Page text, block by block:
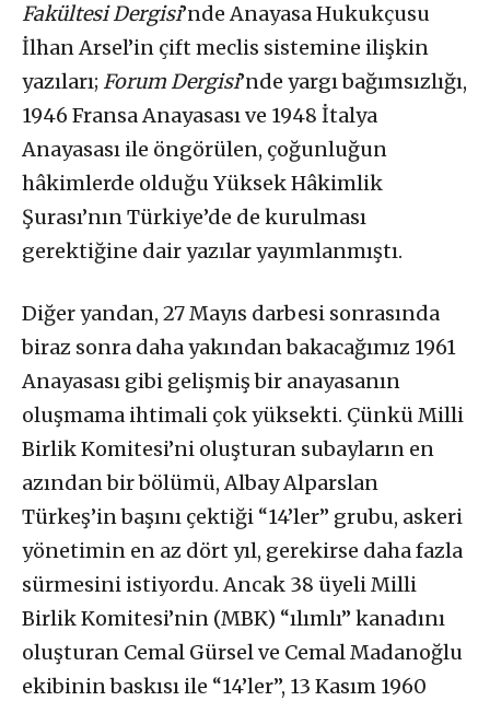
Fakültesi Dergisi’nde Anayasa Hukukçusu
İlhan Arsel’in çift meclis sistemine ilişkin
yazıları; Forum Dergisi’nde yargı bağımsızlığı,
1946 Fransa Anayasası ve 1948 İtalya
Anayasası ile öngörülen, çoğunluğun
hâkimlerde olduğu Yüksek Hâkimlik
Şurası’nın Türkiye’de de kurulması
gerektiğine dair yazılar yayımlanmıştı.
Diğer yandan, 27 Mayıs darbesi sonrasında
biraz sonra daha yakından bakacağımız 1961
Anayasası gibi gelişmiş bir anayasanın
oluşmama ihtimali çok yüksekti. Çünkü Milli
Birlik Komitesi’ni oluşturan subayların en
azından bir bölümü, Albay Alparslan
Türkeş’in başını çektiği “14’ler” grubu, askeri
yönetimin en az dört yıl, gerekirse daha fazla
sürmesini istiyordu. Ancak 38 üyeli Milli
Birlik Komitesi’nin (MBK) “ılımlı” kanadını
oluşturan Cemal Gürsel ve Cemal Madanoğlu
ekibinin baskısı ile “14’ler”, 13 Kasım 1960